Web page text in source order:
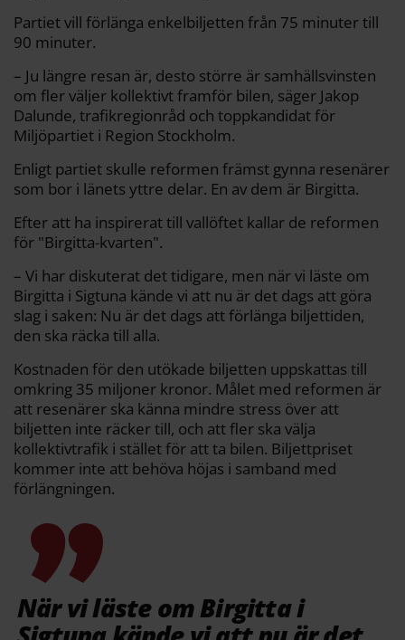
Partiet vill förlänga enkelbiljetten från 75 minuter till
90 minuter.
– Ju längre resan är, desto större är samhällsvinsten
om fler väljer kollektivt framför bilen, säger Jakop
Dalunde, trafikregionråd och toppkandidat för
Miljöpartiet i Region Stockholm.
Enligt partiet skulle reformen främst gynna resenärer
som bor i länets yttre delar. En av dem är Birgitta.
Efter att ha inspirerat till vallöftet kallar de reformen
för "Birgitta-kvarten".
– Vi har diskuterat det tidigare, men när vi läste om
Birgitta i Sigtuna kände vi att nu är det dags att göra
slag i saken: Nu är det dags att förlänga biljettiden,
den ska räcka till alla.
Kostnaden för den utökade biljetten uppskattas till
omkring 35 miljoner kronor. Målet med reformen är
att resenärer ska känna mindre stress över att
biljetten inte räcker till, och att fler ska välja
kollektivtrafik i stället för att ta bilen. Biljettpriset
kommer inte att behöva höjas i samband med
förlängningen.
När vi läste om Birgitta i